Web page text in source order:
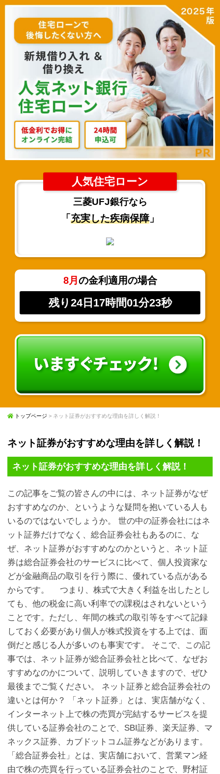
人気住宅ローン
三菱UFJ銀行なら
「 充実した疾病保障」
8月 の金利適用の場合
残り24日17時間01分23秒
トップページ > ネット証券がおすすめな理由を詳しく解説！
ネット証券がおすすめな理由を詳しく解説！
ネット証券がおすすめな理由を詳しく解説！
この記事をご覧の皆さんの中には、ネット証券がなぜ
おすすめなのか、というような疑問を抱いている人も
いるのではないでしょうか。 世の中の証券会社にはネ
ット証券だけでなく、総合証券会社もあるのに、な
ぜ、ネット証券がおすすめなのかというと、ネット証
券は総合証券会社のサービスに比べて、個人投資家な
どが金融商品の取引を行う際に、優れている点がある
からです。 つまり、株式で大きく利益を出したとし
ても、他の税金に高い利率での課税はされないという
ことです。ただし、年間の株式の取引等をすべて記録
しておく必要があり個人が株式投資をする上では、面
倒だと感じる人が多いのも事実です。 そこで、この記
事では、ネット証券が総合証券会社と比べて、なぜお
すすめなのかについて、説明していきますので、ぜひ
最後までご覧ください。 ネット証券と総合証券会社の
違いとは何か？ 「ネット証券」とは、実店舗がなく、
インターネット上で株の売買が完結するサービスを提
供している証券会社のことで、SBI証券、楽天証券、マ
ネックス証券、カブドットコム証券などがあります。
「総合証券会社」とは、実店舗において、営業マン経
由で株の売買を行っている証券会社のことで、野村証